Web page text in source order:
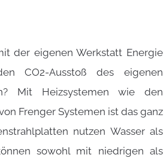
der eigenen Werkstatt Energie
CO2-Ausstoß des eigenen
Mit Heizsystemen wie den
Frenger Systemen ist das ganz
nutzen Wasser als
sowohl mit niedrigen als